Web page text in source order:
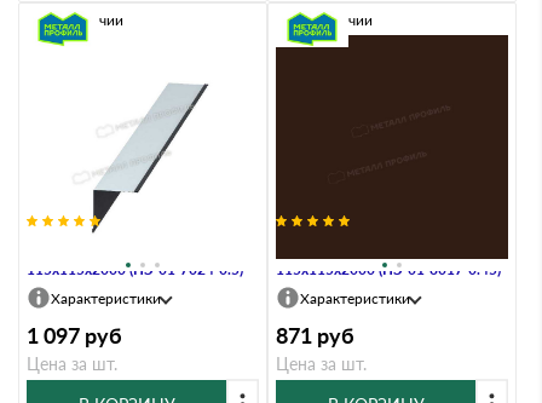
115х115х2000 (ПЭ-01-7024-0.5)
В наличии
Характеристики
1 097 руб
Цена за шт.
115х115х2000 (ПЭ-01-8017-0.45)
В наличии
Характеристики
871 руб
Цена за шт.